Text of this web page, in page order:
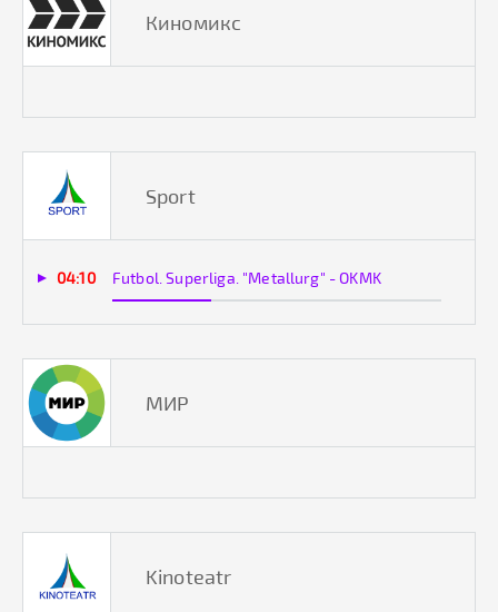
Киномикс
Sport
04:10 Futbol. Superliga. "Metallurg" - OKMK
МИР
Kinoteatr